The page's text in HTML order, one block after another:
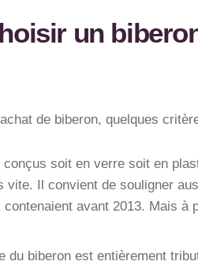
un
de biberon, quelques
soit en verre soit en
Il convient de souligner
contenaient avant 2013. Mais
biberon est entièrement